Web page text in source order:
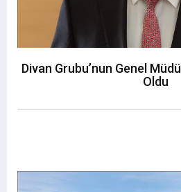
Divan Grubu’nun Genel
Oldu